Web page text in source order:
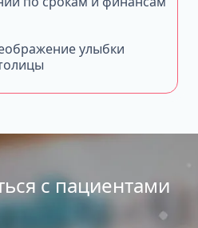
улыбки
с пациентами